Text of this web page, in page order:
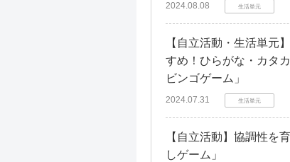
2024.08.08 生活単元
【自立活動・生活単元
すめ！ひらがな・カタ
ビンゴゲーム」
2024.07.31 生活単元
【自立活動】協調性を
しゲーム」